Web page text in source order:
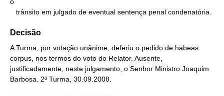
o
   trânsito em julgado de eventual sentença penal condenatória.
Decisão
A Turma, por votação unânime, deferiu o pedido de habeas
corpus, nos termos do voto do Relator. Ausente,
justificadamente, neste julgamento, o Senhor Ministro Joaquim
Barbosa. 2ª Turma, 30.09.2008.